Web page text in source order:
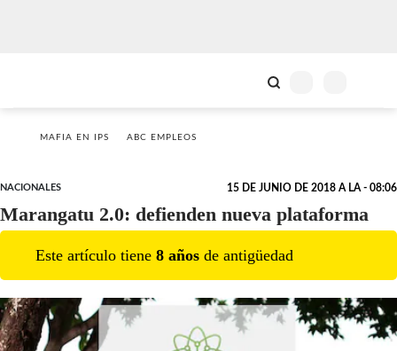
MAFIA EN IPS ABC EMPLEOS
NACIONALES 15 DE JUNIO DE 2018 A LA - 08:06
Marangatu 2.0: defienden nueva plataforma
Este artículo tiene 8 años de antigüedad